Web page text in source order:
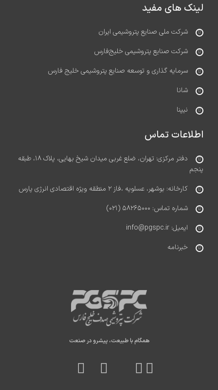
لینک های مفید
شرکت ملی صنایع پتروشیمی ایران
شرکت صنایع پتروشیمی خلیج‌فارس
سرمایه گذاری و توسعه صنایع پتروشیمی خلیج فارس
شانا
نیپنا
اطلاعات تماس
دفتر مرکزی: تهران، ضلع غربی میدان شیخ بهایی، پلاک ۱۸، طبقه
پنجم
کارخانه: بوشهر، عسلویه ،فاز ۲ منطقه ویژه اقتصادی انرژی پارس
شماره تماس: ۵۸۲۶۵۰۰۰ (۰۲۱)
ایمیل: info@pgspc.ir
خبرنامه
همگام با طبیعت، پیشرو در صنعت